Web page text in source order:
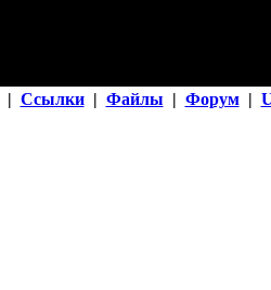
| Ссылки | Файлы | Форум |